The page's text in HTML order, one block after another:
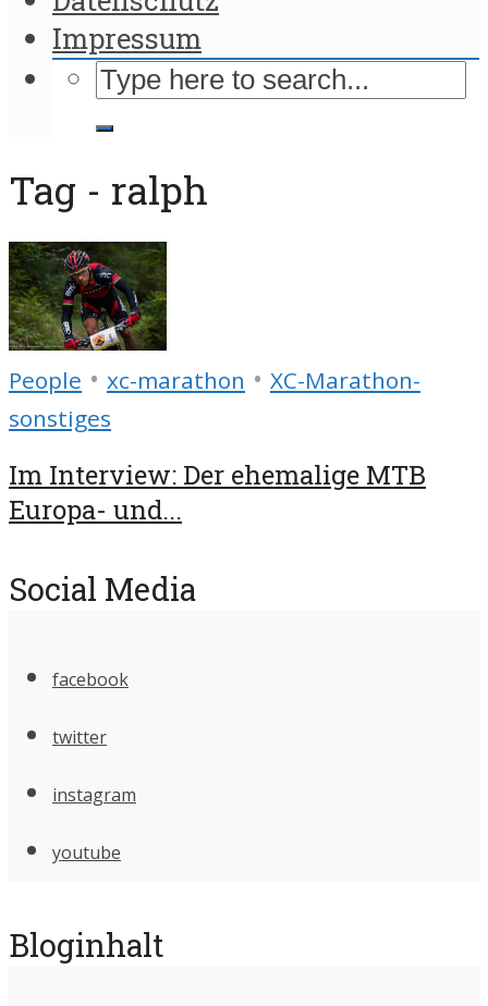
Impressum
Tag - ralph
People • xc-marathon • XC-Marathon-
sonstiges
Im Interview: Der ehemalige MTB
Europa- und...
Social Media
facebook
twitter
instagram
youtube
Bloginhalt